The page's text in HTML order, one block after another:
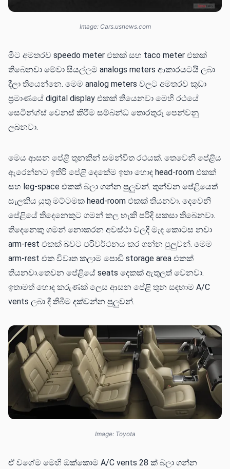
Image: Cars.usnews.com
මීට අමතරව speedo meter එකක් සහ taco meter එකක්
තිබෙනවා මේවා සියල්ලම analogs meters ආකාරයටයි ලබා
දීලා තියෙන්නෙ. මෙම analog meters වලට අමතරව කුඩා
ප්‍රමාණයේ digital display එකක් තියෙනවා මෙහි රථයේ
සෙටින්ග්ස් වෙනස් කිරීම සම්බන්ධ තොරතුරු පෙන්වනු
ලබනවා.
මෙය ආසන පේළි තුනකින් සමන්විත රථයක්. තෙවෙනි පේළිය
ඇරෙන්නට ඉතිරි පේළි දෙකේම ඉතා හොඳ head-room එකක්
සහ leg-space එකක් බලා ගන්න පුලුවන්. තුන්වන පේළියෙත්
සැලකිය යුතු මට්ටමක head-room එකක් තියනවා. දෙවෙනි
පේළියේ තිදෙනෙකුට ගමන් කල හැකි පරිදි සකසා තිබෙනවා.
තිදෙනෙකු ගමන් නොකරන අවස්ථා වලදී මැද කොටස නවා
arm-rest එකක් බවට පරිවර්ථනය කර ගන්න පුලුවන්. මෙම
arm-rest එක විවෘත කලාම පොඩි storage area එකක්
තියනවා.තෙවන පේළියේ seats දෙකක් ඇතුලත් වෙනවා.
ඉතාමත් හොඳ කරුණක් ලෙස ආසන පේළි තුන සඳහාම A/C
vents ලබා දී තිබීම දක්වන්න පුලුවන්.
Image: Toyota
ඒ වගේම මෙහි ඔක්කොම A/C vents 28 ක් බලා ගන්න